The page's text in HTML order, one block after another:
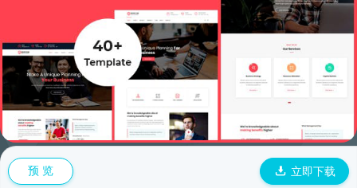
预 览 立即下载